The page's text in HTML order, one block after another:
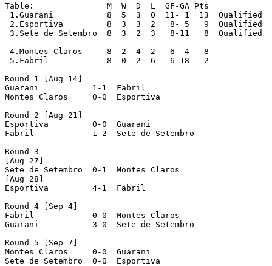
Table:               M  W  D  L  GF-GA Pts
1.Guarani	     8  5  3  0  11- 1  13  Qualified
2.Esportiva	     8  3  3  2   8- 5   9  Qualified
3.Sete de Setembro  8  3  2  3   8-11   8  Qualified
-------------------------------------------
4.Montes Claros     8  2  4  2   6- 4   8
5.Fabril	     8  0  2  6   6-18   2
Round 1 [Aug 14]
Guarani		  1-1  Fabril
Montes Claros     0-0  Esportiva
Round 2 [Aug 21]
Esportiva	  0-0  Guarani
Fabril		  1-2  Sete de Setembro
Round 3
[Aug 27]
Sete de Setembro  0-1  Montes Claros
[Aug 28]
Esportiva	  4-1  Fabril
Round 4 [Sep 4]
Fabril		  0-0  Montes Claros
Guarani		  3-0  Sete de Setembro
Round 5 [Sep 7]
Montes Claros	  0-0  Guarani
Sete de Setembro  0-0  Esportiva